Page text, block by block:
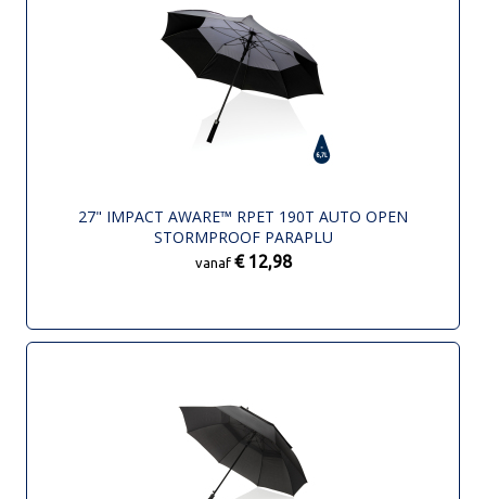
27" IMPACT AWARE™ RPET 190T AUTO OPEN
STORMPROOF PARAPLU
vanaf € 12,98